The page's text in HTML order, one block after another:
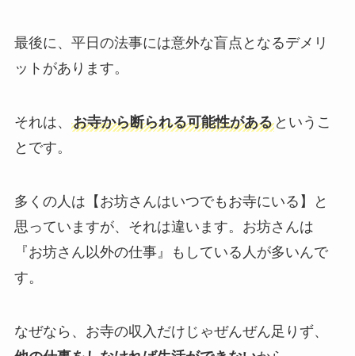
最後に、平日の法事には意外な盲点となるデメリ
ットがあります。
それは、 お寺から断られる可能性があるというこ
とです。
多くの人は【お坊さんはいつでもお寺にいる】と
思っていますが、それは違います。お坊さんは
『お坊さん以外の仕事』もしている人が多いんで
す。
なぜなら、お寺の収入だけじゃぜんぜん足りず、